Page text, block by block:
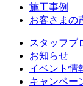
施工事例
お客さまの
スタッフブ
お知らせ
イベント情
キャンペー